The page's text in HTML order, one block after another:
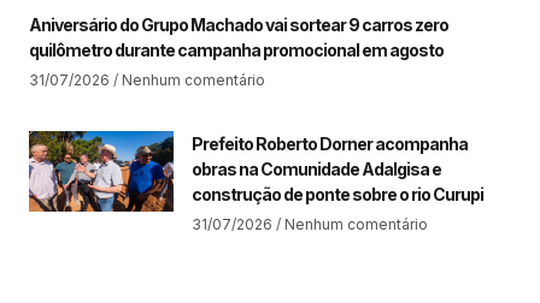
Aniversário do Grupo Machado vai sortear 9 carros zero
quilômetro durante campanha promocional em agosto
31/07/2026 Nenhum comentário
Prefeito Roberto Dorner acompanha
obras na Comunidade Adalgisa e
construção de ponte sobre o rio Curupi
31/07/2026 Nenhum comentário